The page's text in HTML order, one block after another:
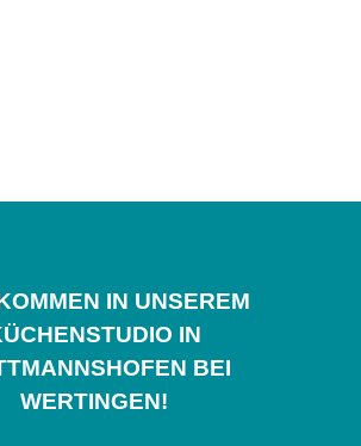
IN UNSEREM
IN
BEI
WERTINGEN!